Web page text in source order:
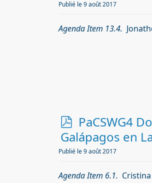
f
Publié le 9 août 2017
Agenda Item 13.4.
p
d
f
PaCSWG4
Galápagos en
Publié le 9 août 2017
Agenda Item 6.1.